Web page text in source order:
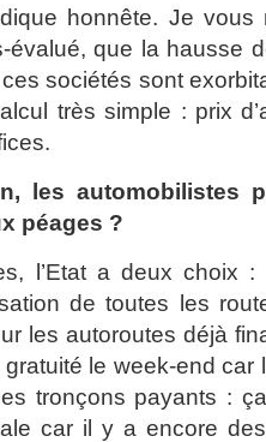
honnête. Je
évalué, que la hausse
sociétés sont
très simple : prix
les automobilistes
péages ?
l’Etat a deux choix
de toutes les
les autoroutes déjà
le week-end car
tronçons payants :
car il y a encore